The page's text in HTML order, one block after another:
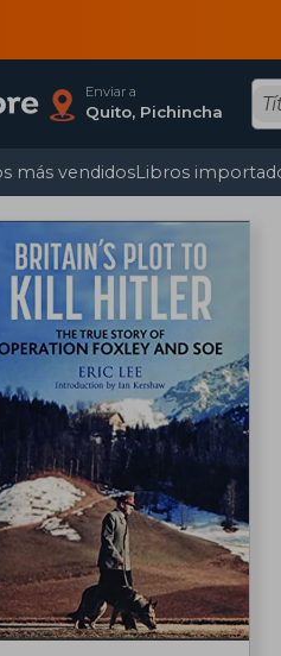
Enviar a
Quito, Pichincha
más vendidosLibros